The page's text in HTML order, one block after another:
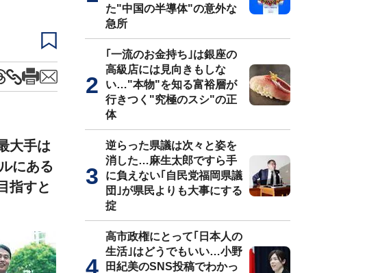
大手は
にある
指すと
た"中国の半導体"の意外な
急所
｢一流のお金持ち｣は銀座の
高級店には見向きもしな
い…"本物"を知る富裕層が
行きつく"究極のスシ"の正
体
逆らった県議は次々と姿を
消した…麻生太郎ですら手
に負えない｢自民党福岡県議
団｣が県民よりも大事にする
掟
高市政権にとって｢日本人の
生活｣はどうでもいい…小野
田紀美のSNS投稿でわかっ